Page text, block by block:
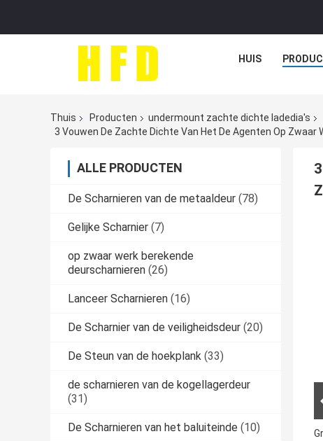
HUIS
Thuis Producten
undermount zachte dichte ladedia's
3 Vouwen De Zachte Dichte Van Het De Agenten Op Zwaar
ALLE PRODUCTEN
De Scharnieren van de metaaldeur (78)
Gelijke Scharnier (7)
op zwaar werk berekende
deurscharnieren (26)
Lanceer Scharnieren (16)
De Scharnier van de veiligheidsdeur (20)
De Steun van de hoekplank (33)
de scharnieren van de kogellagerdeur
(31)
De Scharnieren van het baluiteinde (10)